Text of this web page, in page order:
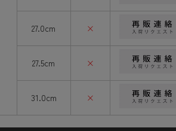
27.0cm ×
27.5cm ×
31.0cm ×